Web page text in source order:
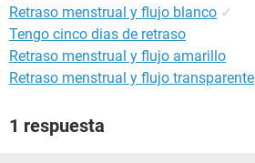
Retraso menstrual y flujo blanco ✓
Tengo cinco dias de retraso
Retraso menstrual y flujo amarillo
Retraso menstrual y flujo transparente
1 respuesta